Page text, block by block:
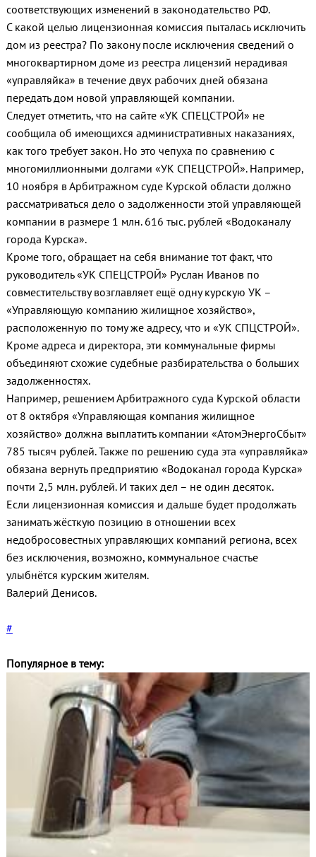
соответствующих изменений в законодательство РФ.
С какой целью лицензионная комиссия пыталась исключить
дом из реестра? По закону после исключения сведений о
многоквартирном доме из реестра лицензий нерадивая
«управляйка» в течение двух рабочих дней обязана
передать дом новой управляющей компании.
Следует отметить, что на сайте «УК СПЕЦСТРОЙ» не
сообщила об имеющихся административных наказаниях,
как того требует закон. Но это чепуха по сравнению с
многомиллионными долгами «УК СПЕЦСТРОЙ». Например,
10 ноября в Арбитражном суде Курской области должно
рассматриваться дело о задолженности этой управляющей
компании в размере 1 млн. 616 тыс. рублей «Водоканалу
города Курска».
Кроме того, обращает на себя внимание тот факт, что
руководитель «УК СПЕЦСТРОЙ» Руслан Иванов по
совместительству возглавляет ещё одну курскую УК –
«Управляющую компанию жилищное хозяйство»,
расположенную по тому же адресу, что и «УК СПЦСТРОЙ».
Кроме адреса и директора, эти коммунальные фирмы
объединяют схожие судебные разбирательства о больших
задолженностях.
Например, решением Арбитражного суда Курской области
от 8 октября «Управляющая компания жилищное
хозяйство» должна выплатить компании «АтомЭнергоСбыт»
785 тысяч рублей. Также по решению суда эта «управляйка»
обязана вернуть предприятию «Водоканал города Курска»
почти 2,5 млн. рублей. И таких дел – не один десяток.
Если лицензионная комиссия и дальше будет продолжать
занимать жёсткую позицию в отношении всех
недобросовестных управляющих компаний региона, всех
без исключения, возможно, коммунальное счастье
улыбнётся курским жителям.
Валерий Денисов.
#
Популярное в тему: